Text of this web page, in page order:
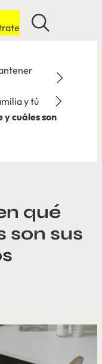
y tú
y cuáles son
qué
son sus